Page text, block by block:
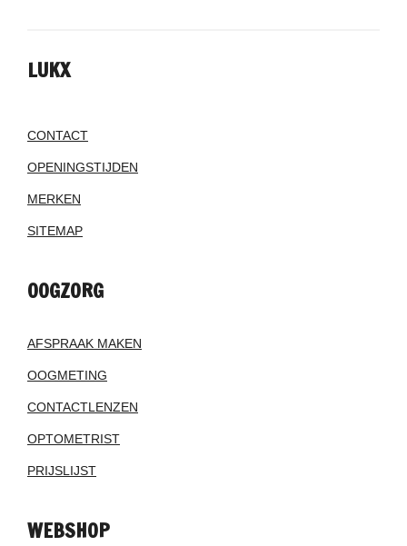
LUKX
CONTACT
OPENINGSTIJDEN
MERKEN
SITEMAP
OOGZORG
AFSPRAAK MAKEN
OOGMETING
CONTACTLENZEN
OPTOMETRIST
PRIJSLIJST
WEBSHOP